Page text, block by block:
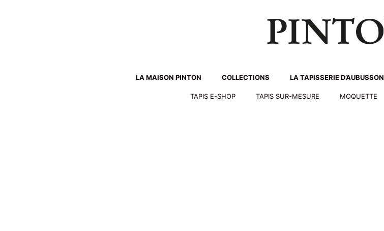
LA MAISON PINTON COLLECTIONS LA TAPISSERIE D’AUBUSSON
TAPIS E-SHOP TAPIS SUR-MESURE MOQUETTE